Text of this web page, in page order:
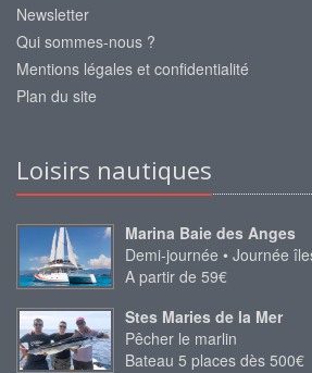
Newsletter
Qui sommes-nous ?
Mentions légales et confidentialité
Plan du site
Loisirs nautiques
Marina Baie des Anges
Demi-journée • Journée
A partir de 59€
Stes Maries de la Mer
Pêcher le marlin
Bateau 5 places dès 500€